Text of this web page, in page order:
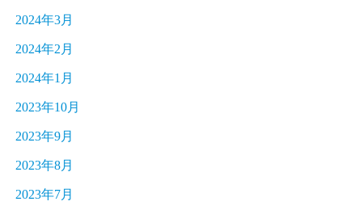
2024年3月
2024年2月
2024年1月
2023年10月
2023年9月
2023年8月
2023年7月